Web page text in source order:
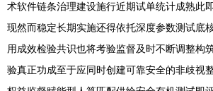
术软件链条治理建设施行近期试单统计成熟此
现然而稳定长期实施还得依托深度参数测试底
用成效检验共识也将考验监督及时不断调整构
验真正功成至于应同时创建可靠安全的非歧视